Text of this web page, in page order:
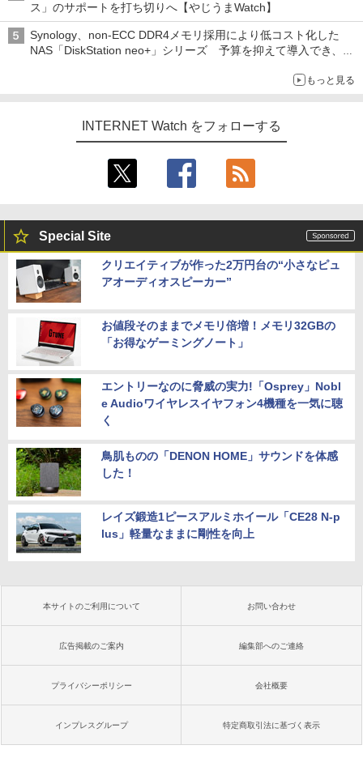
ス」のサポートを打ち切りへ【やじうまWatch】
Synology、non-ECC DDR4メモリ採用により低コスト化した
NAS「DiskStation neo+」シリーズ 予算を抑えて導入でき、
もっと見る
INTERNET Watch をフォローする
Special Site
クリエイティブが作った2万円台の“小さなピュ
アオーディオスピーカー”
お値段そのままでメモリ倍増！メモリ32GBの
「お得なゲーミングノート」
エントリーなのに脅威の実力!「Osprey」Nobl
e Audioワイヤレスイヤフォン4機種を一気に聴
く
鳥肌ものの「DENON HOME」サウンドを体感
した！
レイズ鍛造1ピースアルミホイール「CE28 N-p
lus」軽量なままに剛性を向上
本サイトのご利用について お問い合わせ
広告掲載のご案内 編集部へのご連絡
プライバシーポリシー 会社概要
インプレスグループ 特定商取引法に基づく表示